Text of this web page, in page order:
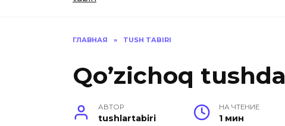
ГЛАВНАЯ » TUSH TABIRI
Qo’zichoq tushda
АВТОР
tushlartabiri
НА ЧТЕНИЕ
1 мин